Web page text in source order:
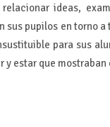
ideas,
pupilos en torno a
para sus
y estar que mostraban